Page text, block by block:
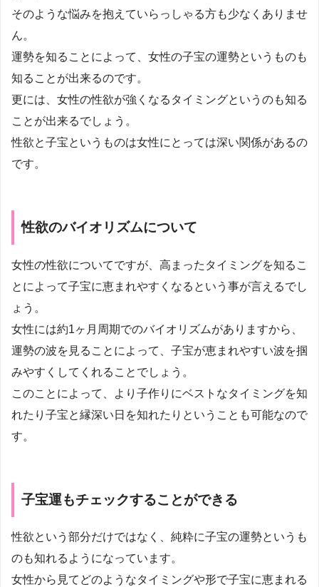
そのような悩みを抱えていらっしゃる方も少なくありませ
ん。
運勢を知ることによって、女性の子宝の運勢というものも
知ることが出来るのです。
更には、女性の性欲が強くなるタイミングというのも知る
ことが出来るでしょう。
性欲と子宝というものは女性にとっては深い関係があるの
です。
性欲のバイオリズムについて
女性の性欲についてですが、高まったタイミングを知るこ
とによって子宝に恵まれやすくなるという事が言えるでし
ょう。
女性には約1ヶ月周期でのバイオリズムがありますから、
運勢の波を見ることによって、子宝が恵まれやすい波を掴
みやすくしてくれることでしょう。
このことによって、より子作りにベストなタイミングを知
れたり子宝と縁深い日を知れたりということも可能なので
す。
子宝運もチェックすることができる
性欲という部分だけではなく、純粋に子宝の運勢というも
のも知れるようになっています。
女性から見てどのようなタイミングや形で子宝に恵まれる